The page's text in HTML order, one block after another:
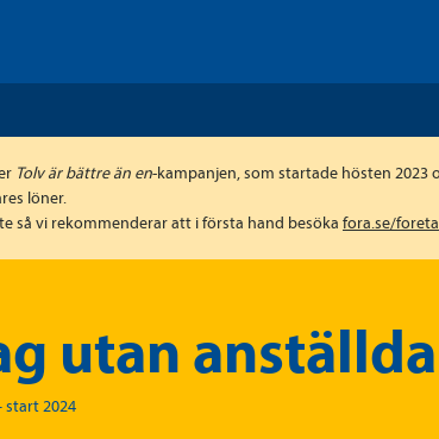
Tolv är bättre än en-kampanjen, som startade hösten 2023
löner.
så vi rekommenderar att i första hand besöka fora.se/
utan anställda
2024